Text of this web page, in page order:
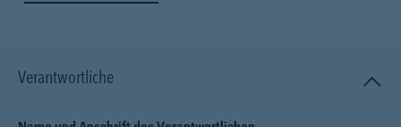
Verantwortliche